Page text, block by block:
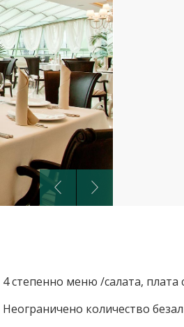
4 степенно меню /салата, плата
Неограничено количество